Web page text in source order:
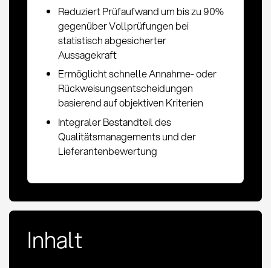
Reduziert Prüfaufwand um bis zu 90%
gegenüber Vollprüfungen bei
statistisch abgesicherter
Aussagekraft
Ermöglicht schnelle Annahme- oder
Rückweisungsentscheidungen
basierend auf objektiven Kriterien
Integraler Bestandteil des
Qualitätsmanagements und der
Lieferantenbewertung
Inhalt